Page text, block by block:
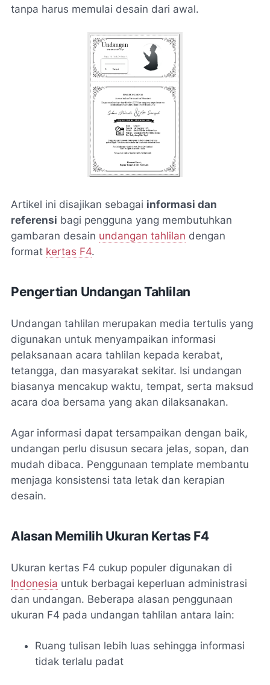
tanpa harus memulai desain dari awal.
Artikel ini disajikan sebagai informasi dan
referensi bagi pengguna yang membutuhkan
gambaran desain undangan tahlilan dengan
format kertas F4.
Pengertian Undangan Tahlilan
Undangan tahlilan merupakan media tertulis yang
digunakan untuk menyampaikan informasi
pelaksanaan acara tahlilan kepada kerabat,
tetangga, dan masyarakat sekitar. Isi undangan
biasanya mencakup waktu, tempat, serta maksud
acara doa bersama yang akan dilaksanakan.
Agar informasi dapat tersampaikan dengan baik,
undangan perlu disusun secara jelas, sopan, dan
mudah dibaca. Penggunaan template membantu
menjaga konsistensi tata letak dan kerapian
desain.
Alasan Memilih Ukuran Kertas F4
Ukuran kertas F4 cukup populer digunakan di
Indonesia untuk berbagai keperluan administrasi
dan undangan. Beberapa alasan penggunaan
ukuran F4 pada undangan tahlilan antara lain:
Ruang tulisan lebih luas sehingga informasi
tidak terlalu padat